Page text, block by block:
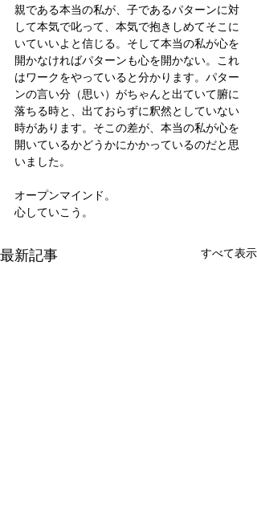
親である本当の私が、子であるパターンに対
して本気で叱って、本気で抱きしめてそこに
いていいよと信じる。そして本当の私が心を
開かなければパターンも心を開かない。これ
はワークをやっていると分かります。パター
ンの言い分（思い）がちゃんと出ていて腑に
落ちる時と、出ておらずに釈然としていない
時があります。そこの差が、本当の私が心を
開いているかどうかにかかっているのだと思
いました。
オープンマインド。
心していこう。
最新記事 すべて表示